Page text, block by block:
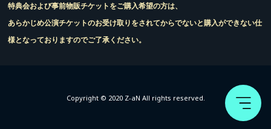
特典会および事前物販チケットをご購入希望の方は、
あらかじめ公演チケットのお受け取りをされてからでないと購入ができない仕
様となっておりますのでご了承ください。
Copyright © 2020 Z-aN All rights reserved.